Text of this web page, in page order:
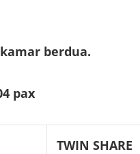
berdua.
pax
TWIN SHARE